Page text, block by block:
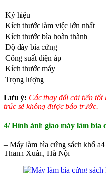
Ký hiệu
Kích thước làm việc lớn nhất
Kích thước bìa hoàn thành
Độ dày bìa cứng
Công suất điện áp
Kích thước máy
Trọng lượng
Lưu ý: Các thay đổi cải tiến tốt
trúc sẽ không được báo trước.
4/ Hình ảnh giao máy làm bìa
– Máy làm bìa cứng sách khổ
Thanh Xuân, Hà Nội